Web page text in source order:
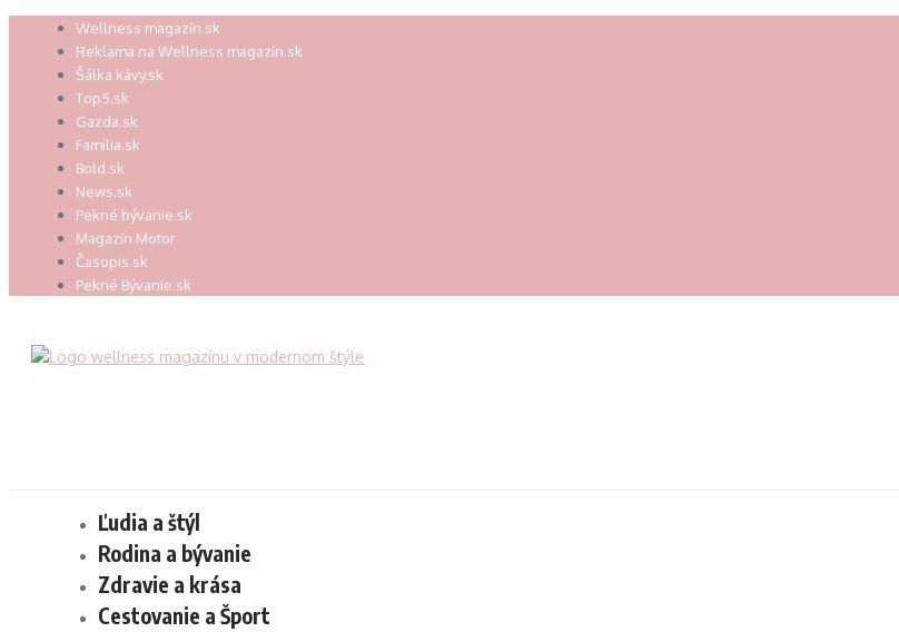
Preskočiť Wellness magazín.sk
Reklama na Wellness magazín.sk
Šálka kávy.sk
Top5.sk
Gazda.sk
Familia.sk
Bold.sk
News.sk
Pekné bývanie.sk
Magazín Motor
Časopis.sk
Pekné Bývanie.sk
Ľudia a štýl
Rodina a bývanie
Zdravie a krása
Cestovanie a Šport